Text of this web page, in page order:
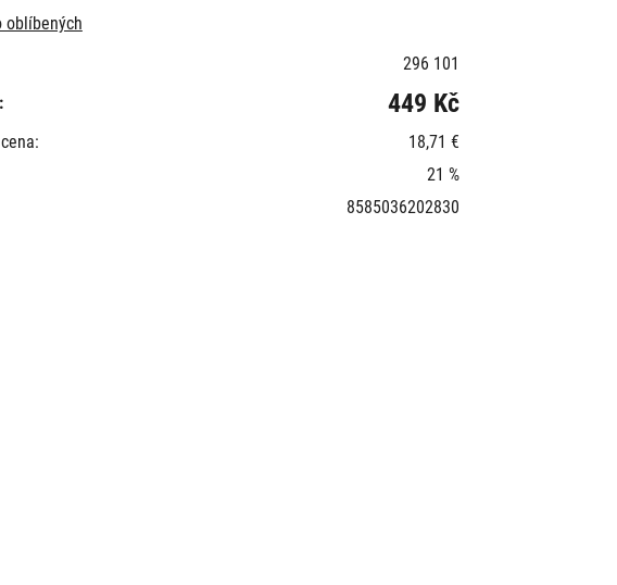
296 101
449 Kč
18,71 €
21 %
8585036202830